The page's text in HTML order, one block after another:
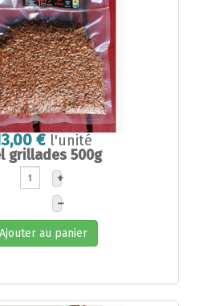
€ l'unité
grillades 500g
+
–
Ajouter au panier